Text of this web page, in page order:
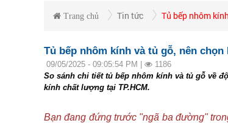
Trang chủ Tin tức Tủ bếp nhôm
Tủ bếp nhôm kính và tủ gỗ, nên chọn
09/05/2025 - 09:05:54 PM |
1186
So sánh chi tiết tủ bếp nhôm kính và tủ gỗ về
kính chất lượng tại TP.HCM.
Bạn đang đứng trước "ngã ba đường"